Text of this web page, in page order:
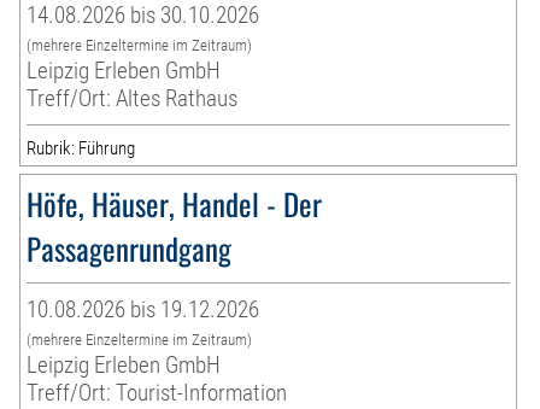
14.08.2026 bis 30.10.2026
(mehrere Einzeltermine im Zeitraum)
Leipzig Erleben GmbH
Treff/Ort: Altes Rathaus
Rubrik: Führung
Höfe, Häuser, Handel - Der
Passagenrundgang
10.08.2026 bis 19.12.2026
(mehrere Einzeltermine im Zeitraum)
Leipzig Erleben GmbH
Treff/Ort: Tourist-Information